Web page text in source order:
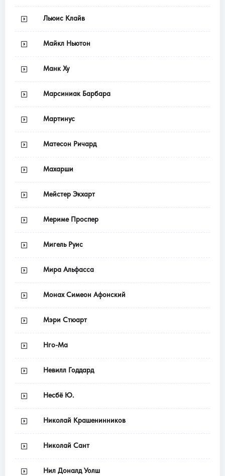
Льюис Клайв
Майкл Ньютон
Манк Ху
Марсиниак Барбара
Мартинус
Матесон Ричард
Махарши
Мейстер Экхарт
Мериме Проспер
Мигель Руис
Мира Альфасса
Монах Симеон Афонский
Мэри Стюарт
Нго-Ма
Невилл Годдард
Несбё Ю.
Николай Крашенинников
Николай Сант
Нил Доналд Уолш